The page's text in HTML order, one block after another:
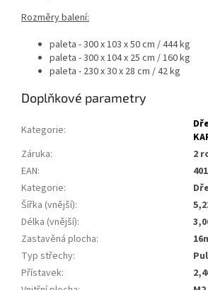
Rozměry balení:
paleta - 300 x 103 x 50 cm / 444 kg
paleta - 300 x 104 x 25 cm / 160 kg
paleta - 230 x 30 x 28 cm / 42 kg
Doplňkové parametry
Kategorie:
Dřevěné domky
Záruka:
2
EAN:
Kategorie:
Šířka (vnější):
Délka (vnější):
Zastavěná plocha:
Typ střechy:
Přístavek: